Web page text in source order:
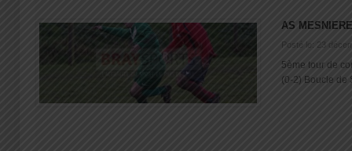
AS
Posté le: 23
5ème tour de
(0-2) Boucle de